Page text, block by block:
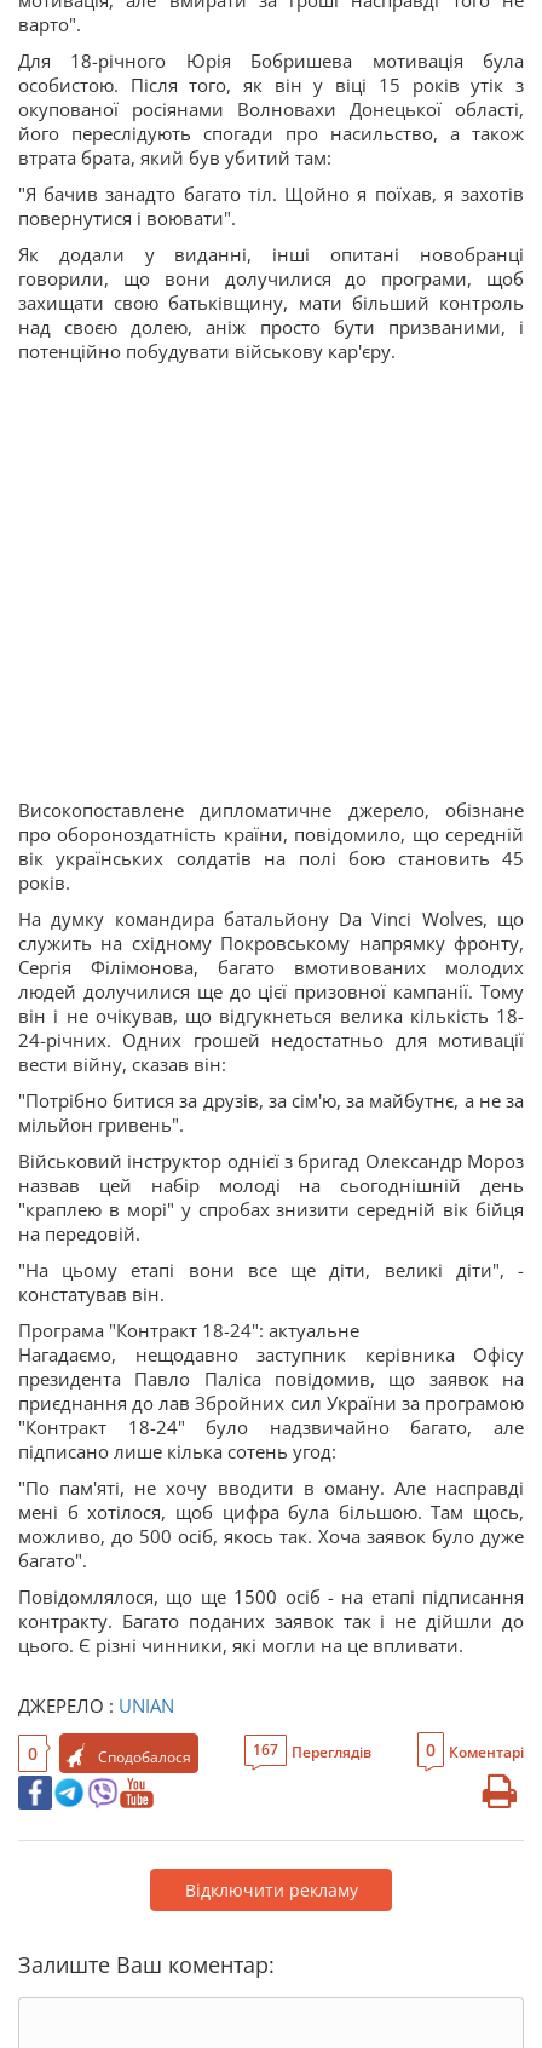
варто".
Для 18-річного Юрія Бобришева мотивація була
особистою. Після того, як він у віці 15 років утік з
окупованої росіянами Волновахи Донецької області,
його переслідують спогади про насильство, а також
втрата брата, який був убитий там:
"Я бачив занадто багато тіл. Щойно я поїхав, я захотів
повернутися і воювати".
Як додали у виданні, інші опитані новобранці
говорили, що вони долучилися до програми, щоб
захищати свою батьківщину, мати більший контроль
над своєю долею, аніж просто бути призваними, і
потенційно побудувати військову кар'єру.
Високопоставлене дипломатичне джерело, обізнане
про обороноздатність країни, повідомило, що середній
вік українських солдатів на полі бою становить 45
років.
На думку командира батальйону Da Vinci Wolves, що
служить на східному Покровському напрямку фронту,
Сергія Філімонова, багато вмотивованих молодих
людей долучилися ще до цієї призовної кампанії. Тому
він і не очікував, що відгукнеться велика кількість 18-
24-річних. Одних грошей недостатньо для мотивації
вести війну, сказав він:
"Потрібно битися за друзів, за сім'ю, за майбутнє, а не за
мільйон гривень".
Військовий інструктор однієї з бригад Олександр Мороз
назвав цей набір молоді на сьогоднішній день
"краплею в морі" у спробах знизити середній вік бійця
на передовій.
"На цьому етапі вони все ще діти, великі діти", -
констатував він.
Програма "Контракт 18-24": актуальне
Нагадаємо, нещодавно заступник керівника Офісу
президента Павло Паліса повідомив, що заявок на
приєднання до лав Збройних сил України за програмою
"Контракт 18-24" було надзвичайно багато, але
підписано лише кілька сотень угод:
"По пам'яті, не хочу вводити в оману. Але насправді
мені б хотілося, щоб цифра була більшою. Там щось,
можливо, до 500 осіб, якось так. Хоча заявок було дуже
багато".
Повідомлялося, що ще 1500 осіб - на етапі підписання
контракту. Багато поданих заявок так і не дійшли до
цього. Є різні чинники, які могли на це впливати.
ДЖЕРЕЛО : UNIAN
0 Сподобалося 167 Переглядів 0 Коментарі
Відключити рекламу
Залиште Ваш коментар: